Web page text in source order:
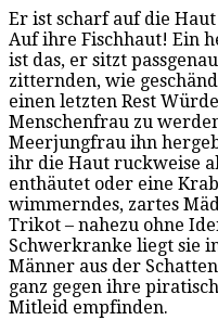
Er ist scharf auf die
Auf ihre Fischhaut! Ein
ist das, er sitzt
zitternden, wie
einen letzten Rest
Menschenfrau zu
Meerjungfrau ihn
ihr die Haut ruckweise
enthäutet oder eine
wimmerndes, zartes
Trikot – nahezu ohne
Schwerkranke liegt sie
Männer aus der
ganz gegen ihre
Mitleid empfinden.